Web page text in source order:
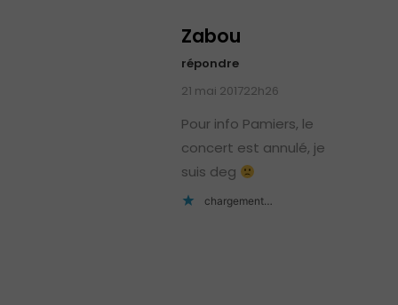
Zabou
répondre
21 mai 201722h26
Pour info Pamiers, le
concert est annulé, je
suis deg
chargement…